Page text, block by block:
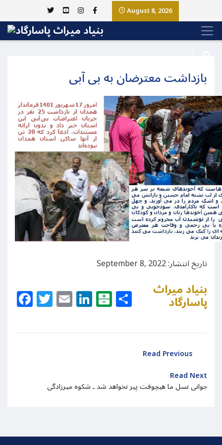
August 8, 2026
بازداشت معترضان به بی آبی
تاریخ انتشار: September 8, 2022
Facebook
Twitter
EmailLinkedIn
Balatarin
Share
بنیاد میراث
پاسارگاد
Read Previous
Read Next
جوانی نسل ما هیچوقت پیر نخواهد شد ـ شکوه میرزادگی